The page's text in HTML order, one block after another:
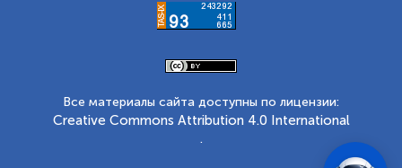
Все материалы сайта доступны по лицензии:
Creative Commons Attribution 4.0 International
.